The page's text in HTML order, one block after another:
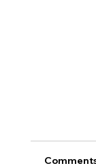
사랑